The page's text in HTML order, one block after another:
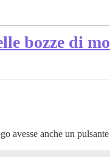
bozze di
anche un pulsante